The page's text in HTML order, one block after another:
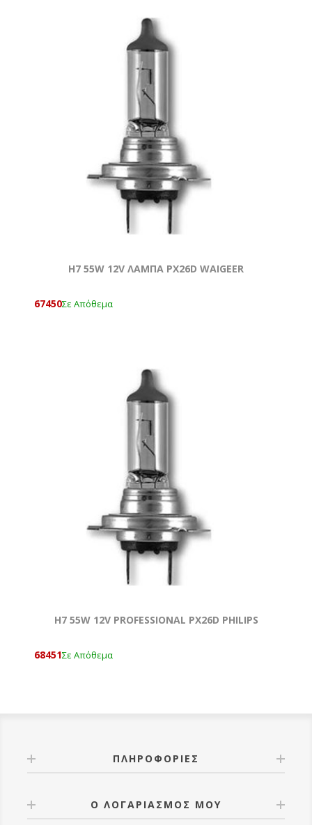
Η7 55W 12V ΛΑΜΠΑ PX26D WAIGEER
67450Σε Απόθεμα
H7 55W 12V PROFESSIONAL ΡX26D PHILIPS
68451Σε Απόθεμα
ΠΛΗΡΟΦΟΡΊΕΣ
Ο ΛΟΓΑΡΙΑΣΜΌΣ ΜΟΥ